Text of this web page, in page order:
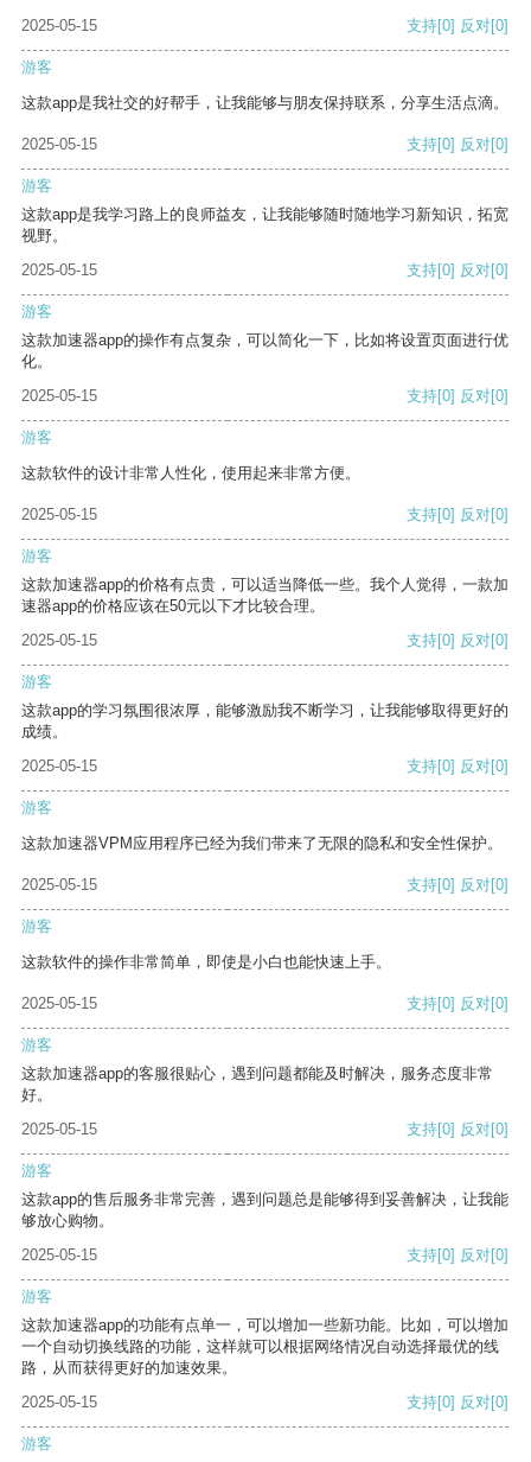
2025-05-15 支持[0] 反对[0]
游客
这款app是我社交的好帮手，让我能够与朋友保持联系，分享生活点滴。
2025-05-15 支持[0] 反对[0]
游客
这款app是我学习路上的良师益友，让我能够随时随地学习新知识，拓宽
视野。
2025-05-15
支持[0] 反对[0]
游客
这款加速器app的操作有点复杂，可以简化一下，比如将设置页面进行优
化。
2025-05-15
支持[0] 反对[0]
游客
这款软件的设计非常人性化，使用起来非常方便。
2025-05-15 支持[0] 反对[0]
游客
这款加速器app的价格有点贵，可以适当降低一些。我个人觉得，一款加
速器app的价格应该在50元以下才比较合理。
2025-05-15
支持[0] 反对[0]
游客
这款app的学习氛围很浓厚，能够激励我不断学习，让我能够取得更好的
成绩。
2025-05-15
支持[0] 反对[0]
游客
这款加速器VPM应用程序已经为我们带来了无限的隐私和安全性保护。
2025-05-15 支持[0] 反对[0]
游客
这款软件的操作非常简单，即使是小白也能快速上手。
2025-05-15 支持[0] 反对[0]
游客
这款加速器app的客服很贴心，遇到问题都能及时解决，服务态度非常
好。
2025-05-15
支持[0] 反对[0]
游客
这款app的售后服务非常完善，遇到问题总是能够得到妥善解决，让我能
够放心购物。
2025-05-15
支持[0] 反对[0]
游客
这款加速器app的功能有点单一，可以增加一些新功能。比如，可以增加
一个自动切换线路的功能，这样就可以根据网络情况自动选择最优的线
路，从而获得更好的加速效果。
2025-05-15
支持[0] 反对[0]
游客